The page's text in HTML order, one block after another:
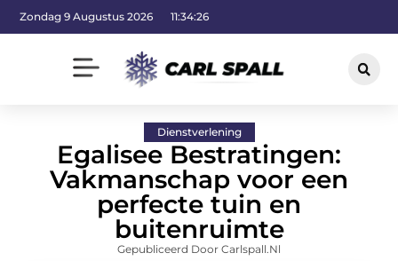
Zondag 9 Augustus 2026 11:34:28
Dienstverlening
Egalisee Bestratingen:
Vakmanschap voor een
perfecte tuin en
buitenruimte
Gepubliceerd Door Carlspall.nl